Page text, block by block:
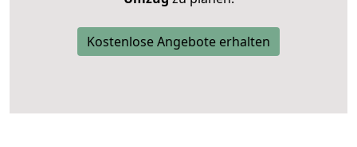
Kostenlose Angebote erhalten